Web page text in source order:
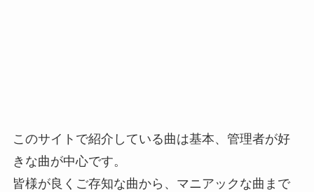
このサイトで紹介している曲は基本、管理者が好
きな曲が中心です。
皆様が良くご存知な曲から、マニアックな曲まで